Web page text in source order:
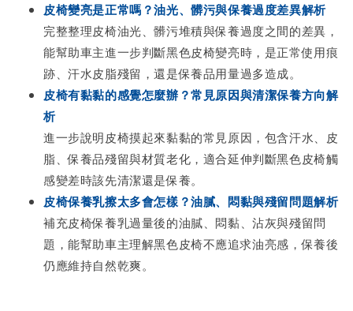
皮椅變亮是正常嗎？油光、髒污與保養過度差異解析
完整整理皮椅油光、髒污堆積與保養過度之間的差異，
能幫助車主進一步判斷黑色皮椅變亮時，是正常使用痕
跡、汗水皮脂殘留，還是保養品用量過多造成。
皮椅有黏黏的感覺怎麼辦？常見原因與清潔保養方向解
析
進一步說明皮椅摸起來黏黏的常見原因，包含汗水、皮
脂、保養品殘留與材質老化，適合延伸判斷黑色皮椅觸
感變差時該先清潔還是保養。
皮椅保養乳擦太多會怎樣？油膩、悶黏與殘留問題解析
補充皮椅保養乳過量後的油膩、悶黏、沾灰與殘留問
題，能幫助車主理解黑色皮椅不應追求油亮感，保養後
仍應維持自然乾爽。